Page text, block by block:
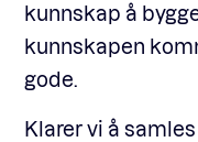
kunnskap å
kunnskapen
gode.
Klarer vi å